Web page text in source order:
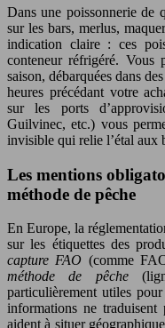
Dans une poissonnerie de
sur les bars, merlus,
indication claire : ces
conteneur réfrigéré. Vous
saison, débarquées dans
heures précédant votre
sur les ports
Guilvinec, etc.) vous
invisible qui relie l’étal aux
Les mentions
méthode de pêche
En Europe, la
sur les étiquettes des
capture FAO (comme
méthode de pêche
particulièrement utiles
informations ne traduisent
aident à situer